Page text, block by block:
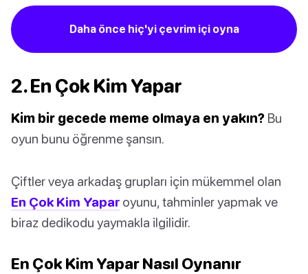
Daha önce hiç'yi çevrim içi oyna
2. En Çok Kim Yapar
Kim bir gecede meme olmaya en yakın? Bu
oyun bunu öğrenme şansın.
Çiftler veya arkadaş grupları için mükemmel olan
En Çok Kim Yapar oyunu, tahminler yapmak ve
biraz dedikodu yaymakla ilgilidir.
En Çok Kim Yapar Nasıl Oynanır